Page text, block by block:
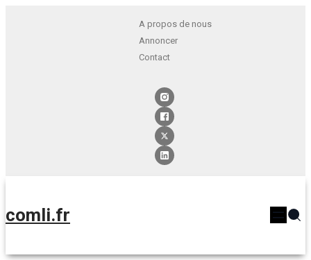
A propos de nous
Annoncer
Contact
comli.fr